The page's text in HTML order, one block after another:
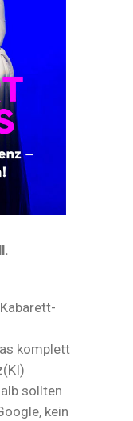
komplett
sollten
kein